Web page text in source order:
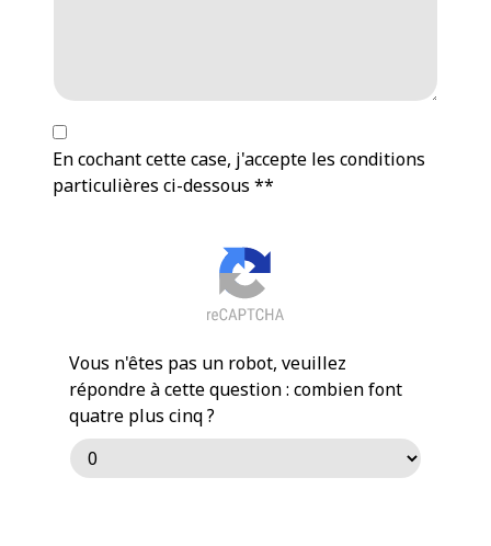
En cochant cette case, j'accepte les conditions
particulières ci-dessous **
Vous n'êtes pas un robot, veuillez
répondre à cette question : combien font
quatre plus cinq ?